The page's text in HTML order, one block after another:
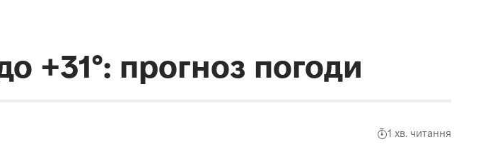
+31°: прогноз погоди
1 хв. читання